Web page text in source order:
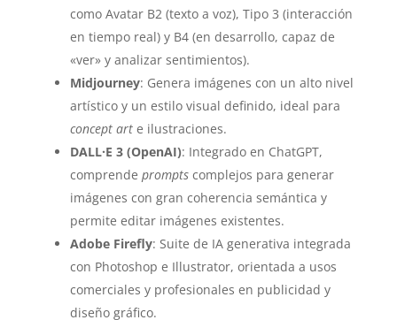
como Avatar B2 (texto a voz), Tipo 3 (interacción
en tiempo real) y B4 (en desarrollo, capaz de
«ver» y analizar sentimientos).
Midjourney: Genera imágenes con un alto nivel
artístico y un estilo visual definido, ideal para
concept arte ilustraciones.
DALL·E 3 (OpenAI): Integrado en ChatGPT,
comprende promptscomplejos para generar
imágenes con gran coherencia semántica y
permite editar imágenes existentes.
Adobe Firefly: Suite de IA generativa integrada
con Photoshop e Illustrator, orientada a usos
comerciales y profesionales en publicidad y
diseño gráfico.